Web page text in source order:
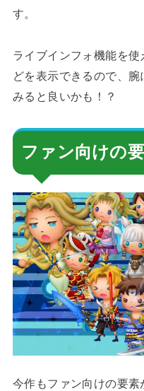
す。
ライブインフォ機能を
どを表示できるので、
みると良いかも！？
ファン向けの
今作もファン向けの要素